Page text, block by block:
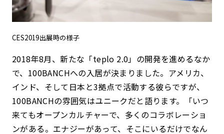
CES2019出展時の様子
2018年8月、新たな「teplo 2.0」の開発を進めるなか
で、100BANCHへの入居が決まりました。アメリカ、
インド、そして日本と3拠点で活動する彼らですが、
100BANCHの雰囲気はユニークだと語ります。「いつ
来てもオープンカルチャーで、多くのコラボレーショ
ンがある。エナジーがあって、そこにいるだけでなん